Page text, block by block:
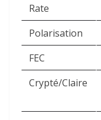
Rate
Polarisation
FEC
Crypté/Claire